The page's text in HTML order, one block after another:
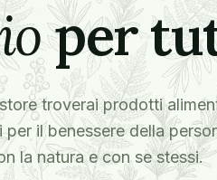
per
troverai prodotti
per il benessere della
la natura e con se stessi.